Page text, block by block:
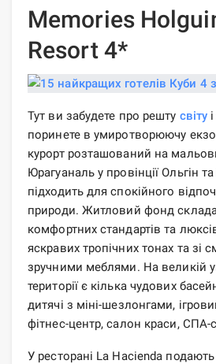
Memories
Resort 4*
Тут ви забудете про решту світу
поринете в умиротворюючу
курорт розташований на
Юрагуаналь у провінції Ольгін
підходить для спокійного
природи. Житловий фонд
комфортних стандартів та
яскравих тропічних тонах та зі
зручними меблями. На великій
території є кілька чудових
дитячі з міні-шезлонгами,
фітнес-центр, салон краси, СПА-
У ресторані La Hacienda подають